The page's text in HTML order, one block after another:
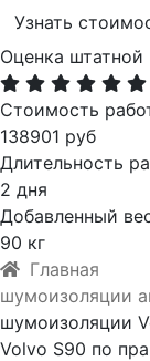
Узнать
Оценка
Стоимость
138901 руб
Длительность
2 дня
Добавленный
90 кг
Главная
шумоизоляции
шумоизоляции
Volvo S90 по